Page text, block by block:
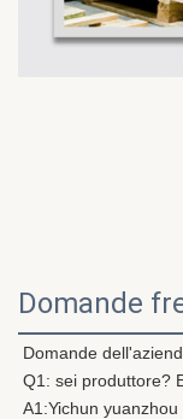
Domande
Domande
Q1: sei produttore?
A1:Yichun